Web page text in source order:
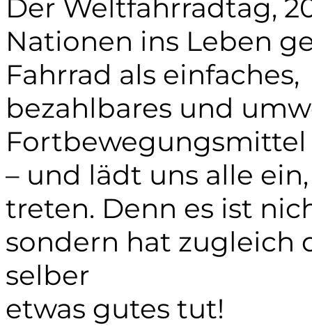
Der Weltfahrradtag,
Nationen ins Leben
Fahrrad als einfaches,
bezahlbares und
Fortbewegungsmittel
– und lädt uns alle
treten. Denn es ist
sondern hat zugleich
selber
etwas gutes tut!